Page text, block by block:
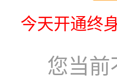
今天开通终
您当前